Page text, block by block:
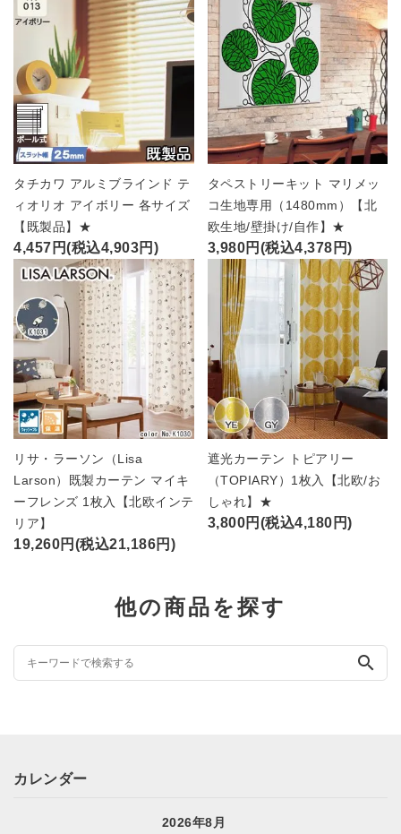
タチカワ アルミブラインド テ
ィオリオ アイボリー 各サイズ
【既製品】★
4,457円(税込4,903円)
タペストリーキット マリメッ
コ生地専用（1480mm）【北
欧生地/壁掛け/自作】★
3,980円(税込4,378円)
リサ・ラーソン（Lisa
Larson）既製カーテン マイキ
ーフレンズ 1枚入【北欧インテ
リア】
19,260円(税込21,186円)
遮光カーテン トピアリー
（TOPIARY）1枚入【北欧/お
しゃれ】★
3,800円(税込4,180円)
他の商品を探す
search
カレンダー
2026年8月